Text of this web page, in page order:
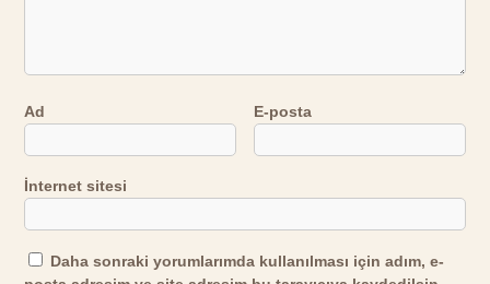
Ad E-posta
İnternet sitesi
Daha sonraki yorumlarımda kullanılması için adım, e-